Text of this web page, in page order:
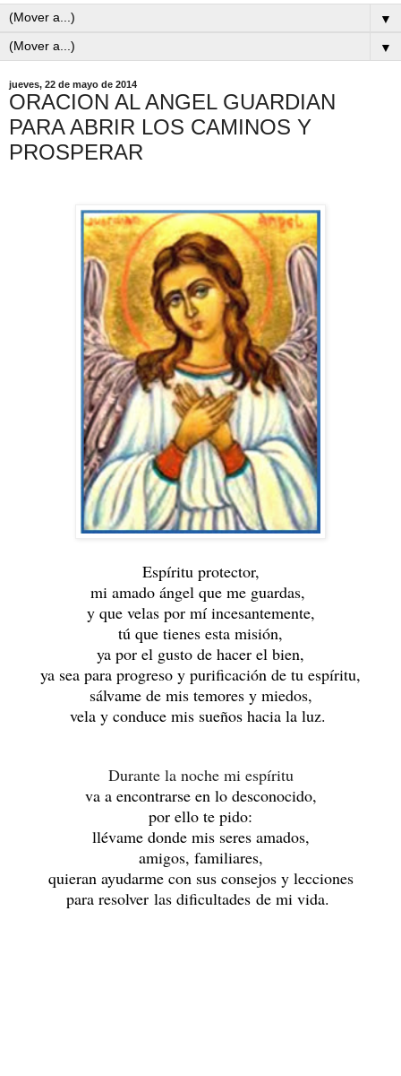
▼
▼
jueves, 22 de mayo de 2014
ORACION AL ANGEL GUARDIAN
PARA ABRIR LOS CAMINOS Y
PROSPERAR
Espíritu protector,
mi amado ángel que me guardas,
y que velas por mí incesantemente,
tú que tienes esta misión,
ya por el gusto de hacer el bien,
ya sea para progreso y purificación de tu espíritu,
sálvame de mis temores y miedos,
vela y conduce mis sueños hacia la luz.
Durante la noche mi espíritu
va a encontrarse en lo desconocido,
por ello te pido:
llévame donde mis seres amados,
amigos, familiares,
quieran ayudarme con sus consejos y lecciones
para resolver las dificultades de mi vida.